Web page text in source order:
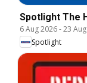
Spotlight The
6 Aug 2026-23
Spotlight